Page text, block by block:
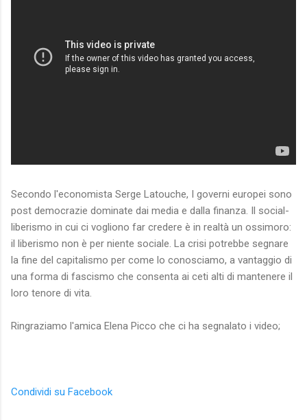
Secondo l'economista Serge Latouche, I governi europei sono
post democrazie dominate dai media e dalla finanza. Il social-
liberismo in cui ci vogliono far credere è in realtà un ossimoro:
il liberismo non è per niente sociale. La crisi potrebbe segnare
la fine del capitalismo per come lo conosciamo, a vantaggio di
una forma di fascismo che consenta ai ceti alti di mantenere il
loro tenore di vita.
Ringraziamo l'amica Elena Picco che ci ha segnalato i video;
Condividi su Facebook